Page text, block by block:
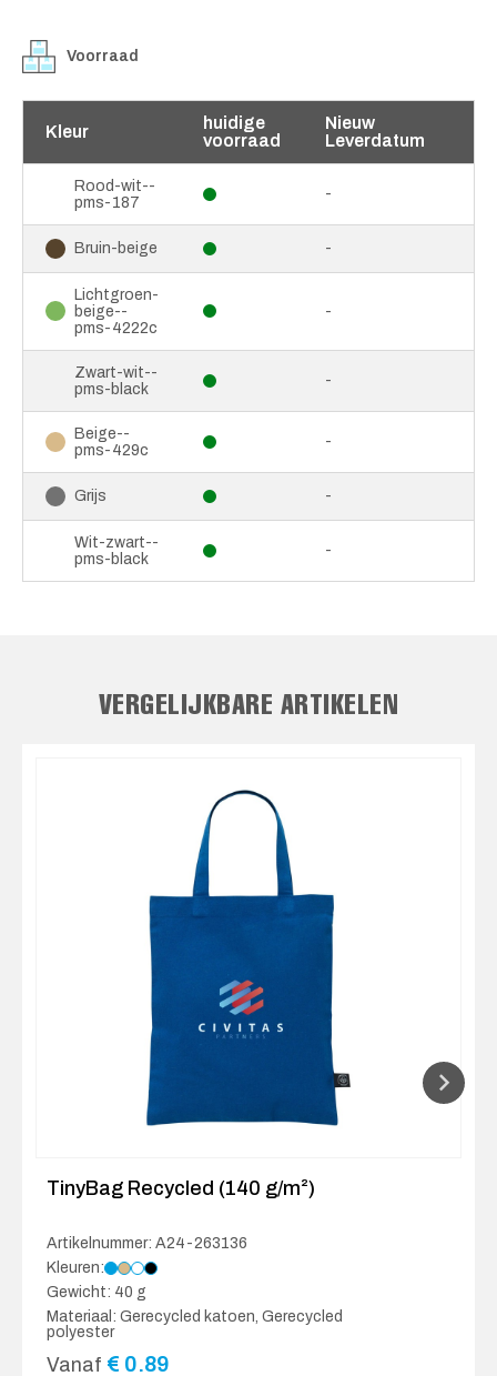
Voorraad
Kleur
huidige
voorraad
Nieuw
Leverdatum
Rood-wit--
pms-187
-
Bruin-beige -
Lichtgroen-
beige--
pms-4222c
-
Zwart-wit--
pms-black
-
Beige--
pms-429c
-
Grijs -
Wit-zwart--
pms-black
-
VERGELIJKBARE ARTIKELEN
TinyBag Recycled (140 g/m²)
Artikelnummer: A24-263136
Kleuren:
Gewicht: 40 g
Materiaal: Gerecycled katoen, Gerecycled
polyester
Vanaf € 0.89